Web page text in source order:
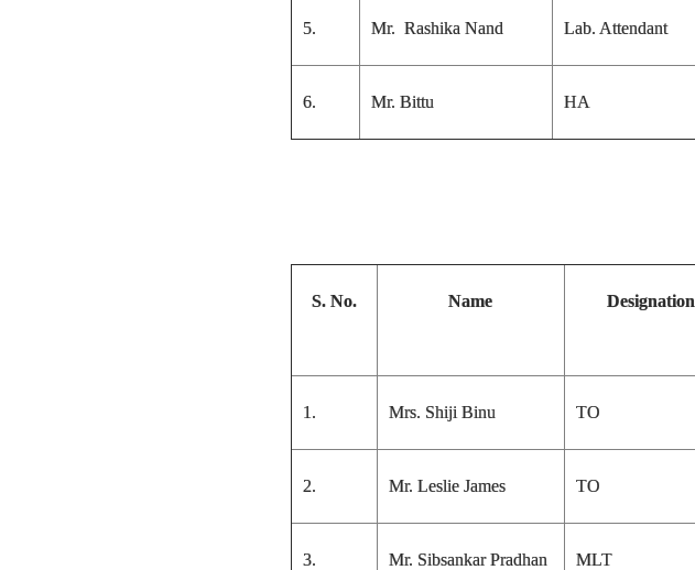
5. Mr. Rashika Nand Lab. Attendant
6. Mr. Bittu HA
S. No. Name Designation
1. Mrs. Shiji Binu TO
2. Mr. Leslie James TO
3. Mr. Sibsankar Pradhan MLT